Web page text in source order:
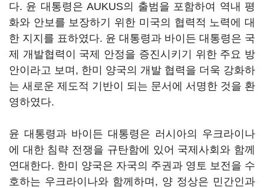
다. 윤 대통령은 AUKUS의 출범을 포함하여 역내 평
화와 안보를 보장하기 위한 미국의 협력적 노력에 대
한 지지를 표하였다. 윤 대통령과 바이든 대통령은 국
제 개발협력이 국제 안정을 증진시키기 위한 주요 방
안이라고 보며, 한미 양국의 개발 협력을 더욱 강화하
는 새로운 제도적 기반이 되는 문서에 서명한 것을 환
영하였다.
윤 대통령과 바이든 대통령은 러시아의 우크라이나
에 대한 침략 전쟁을 규탄함에 있어 국제사회와 함께
연대한다. 한미 양국은 자국의 주권과 영토 보전을 수
호하는 우크라이나와 함께하며, 양 정상은 민간인과